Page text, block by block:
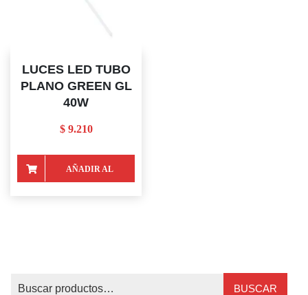
LUCES LED TUBO
PLANO GREEN GL
40W
$9.210
AÑADIR AL
BUSCAR